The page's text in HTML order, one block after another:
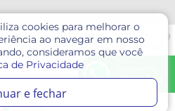
WhatsApp
cookies para melhorar o
ao navegar em nosso
consideramos que você
de Privacidade
e fechar
reservados. CNPJ: 05.400.184/0001-09
30 - Pq. Novo Mundo- São Paulo/SP CEP
000
e o GooglePolítica de Privacidade
serviçose aplicam.